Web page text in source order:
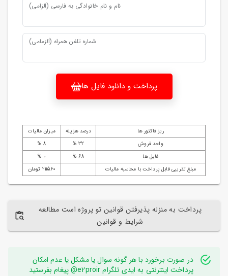
نام و نام خانوادگی به فارسی (الزامی)
شماره تلفن همراه (الزمامی)
پرداخت و دانلود فایل ها
ریز فاکتور ها درصد هزینه
میزان مالیات
واحد فروش
32 %
8 %
فایل ها
68 %
0 %
مبلغ تقریبی قابل پرداخت با محاسبه مالیات
211560 تومان
پرداخت به منزله پذیرفتن قوانین تو پروژه است مطالعه
شرایط و قوانین
در صورت برخورد با هر گونه سوال یا مشکل یا عدم امکان
پرداخت اینترنتی به ایدی تلگرام e2proir@ پیغام بفرستید